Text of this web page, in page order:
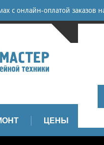
с онлайн-оплатой заказов
ЦЕНЫ